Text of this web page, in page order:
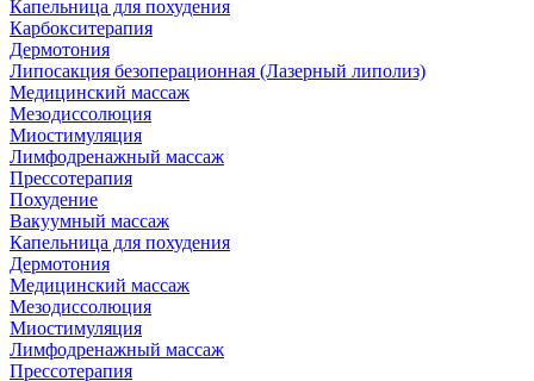
Капельница для похудения
Карбокситерапия
Дермотония
Липосакция безоперационная (Лазерный липолиз)
Медицинский массаж
Мезодиссолюция
Миостимуляция
Лимфодренажный массаж
Прессотерапия
Похудение
Вакуумный массаж
Капельница для похудения
Дермотония
Медицинский массаж
Мезодиссолюция
Миостимуляция
Лимфодренажный массаж
Прессотерапия